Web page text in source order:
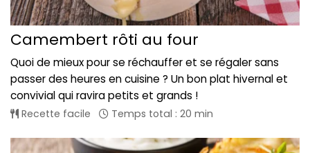
Camembert rôti au four
Quoi de mieux pour se réchauffer et se régaler sans
passer des heures en cuisine ? Un bon plat hivernal et
convivial qui ravira petits et grands !
Recette facile Temps total : 20 min